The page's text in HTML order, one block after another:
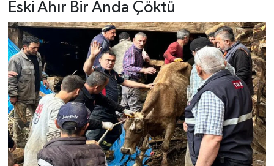
Eski Ahır Bir Anda Çöktü
Siyaset Haberleri
Dünya Haberleri
Yerel Haberler
Haber Arşivi